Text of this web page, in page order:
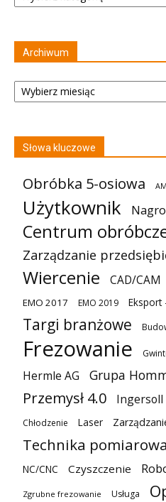
Archiwum
Archiwum
Słowa kluczowe
Obróbka 5-osiowa
Użytkownik
Centrum
Zarządzanie
Wiercenie CAD/CAM
EMO 2017 EMO 2019 Eksport
Targi branżowe
Frezowanie
Hermle AG Grupa
Przemysł 4.0 Ingersoll
Chłodzenie Laser
Technika
NC/CNC Czyszczenie
Zgrubne frezowanie Usługa